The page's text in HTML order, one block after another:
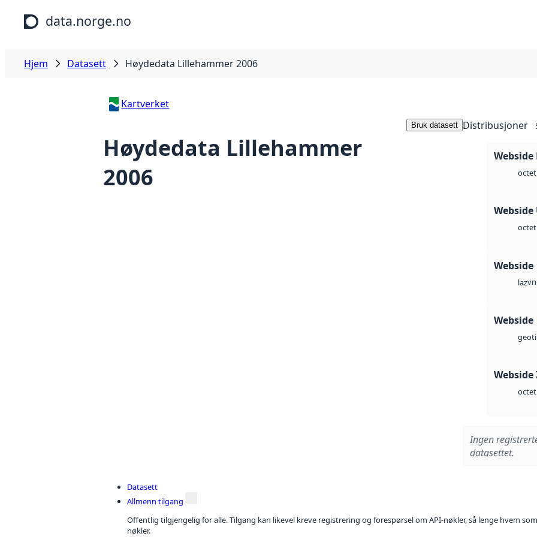
Hopp til hovedinnhold
data.norge.no
Hjem Datasett Høydedata Lillehammer 2006
Kartverket
Høydedata Lillehammer
2006
Bruk datasett Distribusjoner
Webside
octet
Webside
octet
Webside
laz
Webside
Webside
octet
Ingen
datasettet.
Datasett
Allmenn tilgang
Offentlig tilgjengelig for alle. Tilgang kan likevel kreve registrering og forespørsel om API-nøkler, så lenge hvem
nøkler.